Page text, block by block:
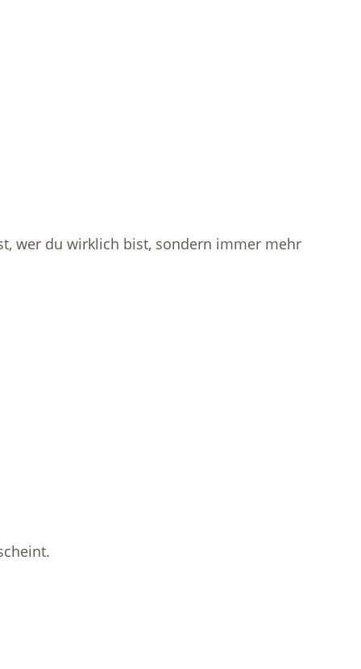
wer du wirklich bist, sondern immer mehr